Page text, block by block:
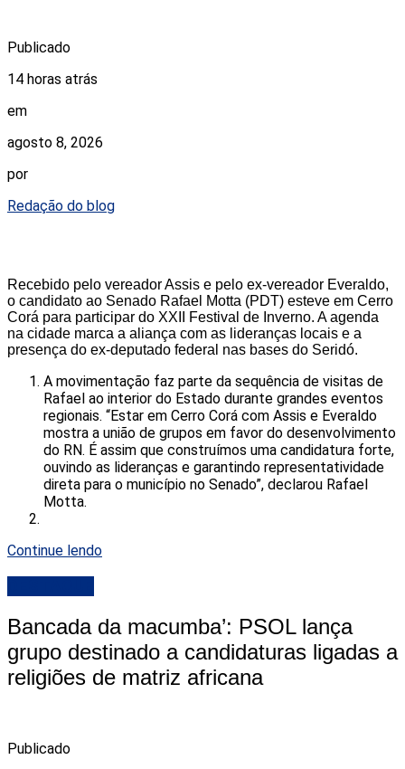
Publicado
14 horas atrás
em
agosto 8, 2026
por
Redação do blog
Recebido pelo vereador Assis e pelo ex-vereador Everaldo,
o candidato ao Senado Rafael Motta (PDT) esteve em Cerro
Corá para participar do XXII Festival de Inverno. A agenda
na cidade marca a aliança com as lideranças locais e a
presença do ex-deputado federal nas bases do Seridó.
A movimentação faz parte da sequência de visitas de
Rafael ao interior do Estado durante grandes eventos
regionais. “Estar em Cerro Corá com Assis e Everaldo
mostra a união de grupos em favor do desenvolvimento
do RN. É assim que construímos uma candidatura forte,
ouvindo as lideranças e garantindo representatividade
direta para o município no Senado”, declarou Rafael
Motta.
Continue lendo
Bancada da macumba’: PSOL lança
grupo destinado a candidaturas ligadas a
religiões de matriz africana
Publicado